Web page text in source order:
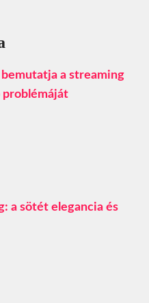
bemutatja a streaming
problémáját
a sötét elegancia és